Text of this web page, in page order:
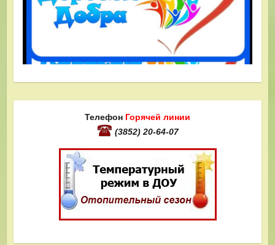
Телефон Горячей линии
(3852) 20-64-07